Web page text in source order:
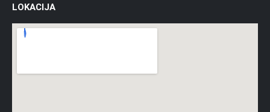
LOKACIJA